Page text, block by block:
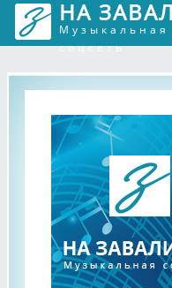
НА
Музыкальная
соцсеть